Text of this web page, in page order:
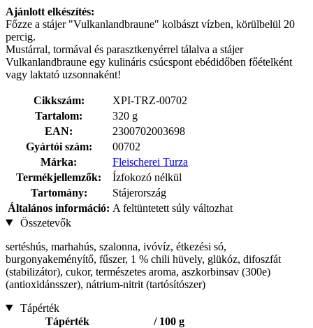
Ajánlott elkészítés:
Főzze a stájer "Vulkanlandbraune" kolbászt vízben, körülbelül 20
percig.
Mustárral, tormával és parasztkenyérrel tálalva a stájer
Vulkanlandbraune egy kulináris csúcspont ebédidőben főételként
vagy laktató uzsonnaként!
Cikkszám:
XPI-TRZ-00702
Tartalom:
320 g
EAN:
2300702003698
Gyártói szám:
00702
Márka:
Fleischerei Turza
Termékjellemzők:
Ízfokozó nélkül
Tartomány:
Stájerország
Általános információ: A feltüntetett súly változhat
Összetevők
sertéshús, marhahús, szalonna, ivóvíz, étkezési só,
burgonyakeményítő, fűszer, 1 % chili hüvely, glükóz, difoszfát
(stabilizátor), cukor, természetes aroma, aszkorbinsav (300e)
(antioxidánsszer), nátrium-nitrit (tartósítószer)
Tápérték
Tápérték
/ 100 g